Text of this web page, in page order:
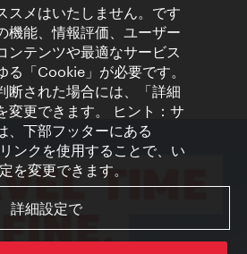
スメはいたしません。です
機能、情報評価、ユーザー
ンテンツや最適なサービス
る「Cookie」が必要です。
断された場合には、「詳細
変更できます。 ヒント：サ
、下部フッターにある
ンクを使用することで、い
を変更できます。
詳細設定で